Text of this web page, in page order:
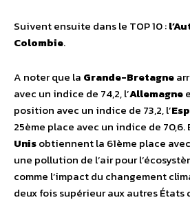
Suivent ensuite dans le TOP 10 :
Colombie.
A noter que la Grande-Bretagne
avec un indice de 74,2, l’Allemagne
position avec un indice de 73,2, l’
25ème place avec un indice de 70,6.
Unisobtiennent la 61ème place
une pollution de l’air pour
comme l’impact du changement
deux fois supérieur aux autres États